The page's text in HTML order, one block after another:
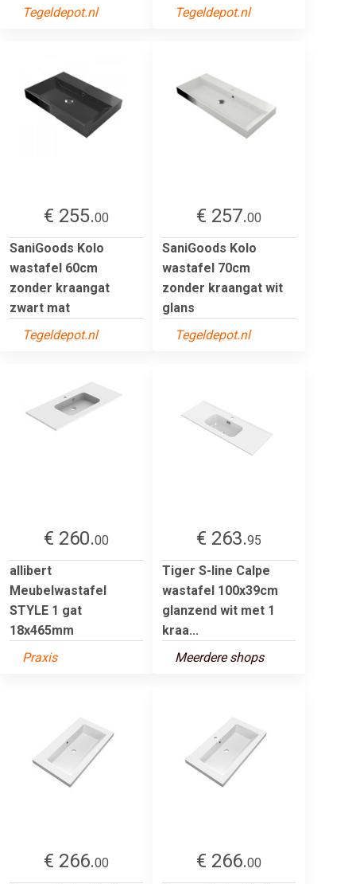
Tegeldepot.nl
Tegeldepot.nl
€ 255.00
SaniGoods Kolo
wastafel 60cm
zonder kraangat
zwart mat
Tegeldepot.nl
€ 257.00
SaniGoods Kolo
wastafel 70cm
zonder kraangat wit
glans
Tegeldepot.nl
€ 260.00
allibert
Meubelwastafel
STYLE 1 gat
18x465mm
Praxis
€ 263.95
Tiger S-line Calpe
wastafel 100x39cm
glanzend wit met 1
kraa...
Meerdere shops
€ 266.00
€ 266.00